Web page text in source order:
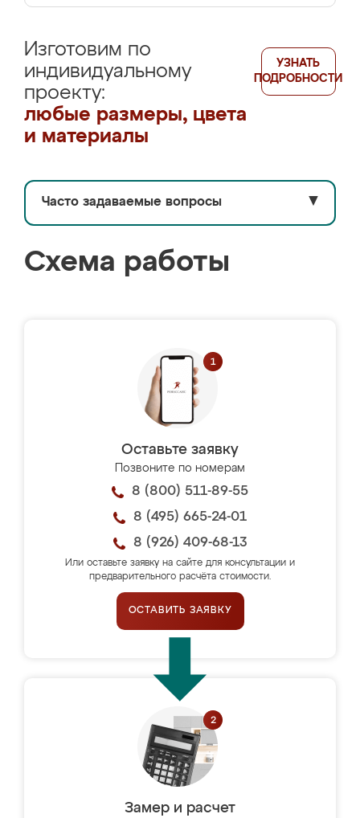
Изготовим по
индивидуальному
проекту:
любые размеры, цвета
и материалы
УЗНАТЬ
ПОДРОБНОСТИ
Часто задаваемые вопросы ▼
Схема работы
Оставьте заявку
Позвоните по номерам
8 (800) 511-89-55
8 (495) 665-24-01
8 (926) 409-68-13
Или оставьте заявку на сайте для консультации и
предварительного расчёта стоимости.
ОСТАВИТЬ ЗАЯВКУ
Замер и расчет